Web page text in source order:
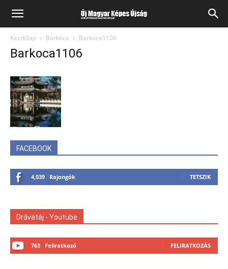
Kezdőlap Barkóca Barkoca1106
Barkoca1106
FACEBOOK
4,039 Rajongók TETSZIK
Drávatáj - Youtube
763 Feliratkozó FELIRATKOZÁS